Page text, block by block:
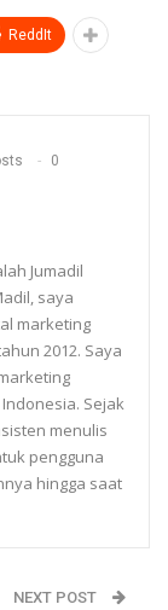
ReddIt
0
Jumadil
saya
marketing
2012. Saya
Sejak
menulis
pengguna
hingga saat
NEXT POST